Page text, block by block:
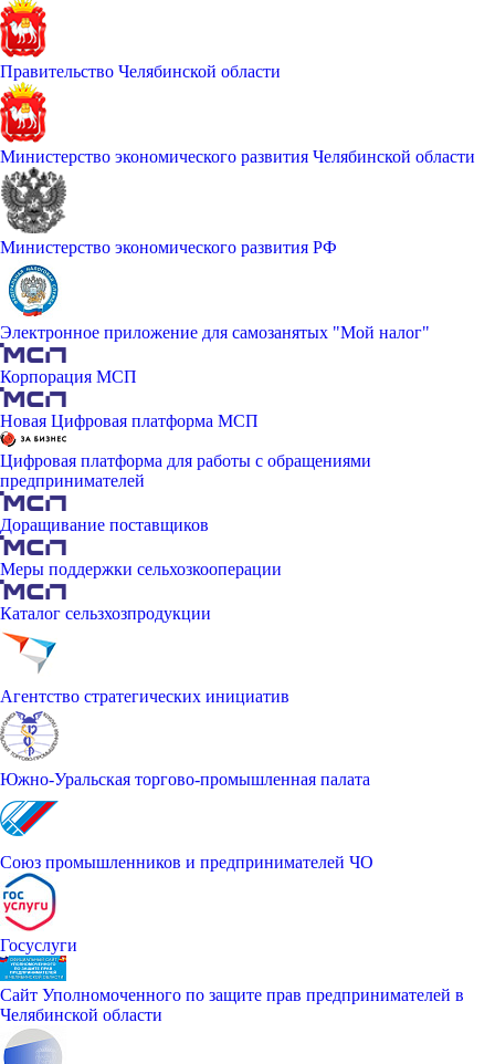
Правительство Челябинской области
Министерство экономического развития Челябинской области
Министерство экономического развития РФ
Электронное приложение для самозанятых "Мой налог"
Корпорация МСП
Новая Цифровая платформа МСП
Цифровая платформа для работы с обращениями
предпринимателей
Доращивание поставщиков
Меры поддержки сельхозкооперации
Каталог сельзхозпродукции
Агентство стратегических инициатив
Южно-Уральская торгово-промышленная палата
Союз промышленников и предпринимателей ЧО
Госуслуги
Сайт Уполномоченного по защите прав предпринимателей в
Челябинской области